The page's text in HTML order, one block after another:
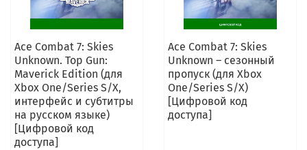
Ace Combat 7: Skies
Unknown. Top Gun:
Maverick Edition (для
Xbox One/Series S/X,
интерфейс и субтитры
на русском языке)
[Цифровой код
доступа]
Ace Combat 7: Skies
Unknown – сезонный
пропуск (для Xbox
One/Series S/X)
[Цифровой код
доступа]